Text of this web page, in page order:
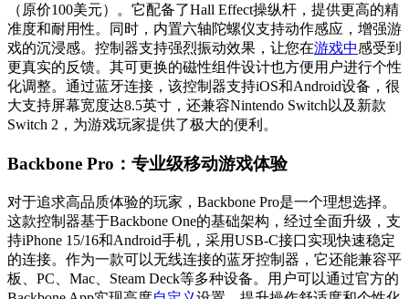
（原价100美元）。它配备了Hall Effect操纵杆，提供更高的精
准度和耐用性。同时，内置六轴陀螺仪支持动作感应，增强游
戏的沉浸感。控制器支持强烈振动效果，让您在游戏中感受到
更真实的反馈。其可更换的磁性组件设计也方便用户进行个性
化调整。通过蓝牙连接，该控制器支持iOS和Android设备，很
大支持屏幕宽度达8.5英寸，还兼容Nintendo Switch以及新款
Switch 2，为游戏玩家提供了极大的便利。
Backbone Pro：专业级移动游戏体验
对于追求高品质体验的玩家，Backbone Pro是一个理想选择。
这款控制器基于Backbone One的基础架构，经过全面升级，支
持iPhone 15/16和Android手机，采用USB-C接口实现快速稳定
的连接。作为一款可以无线连接的蓝牙控制器，它还能兼容平
板、PC、Mac、Steam Deck等多种设备。用户可以通过官方的